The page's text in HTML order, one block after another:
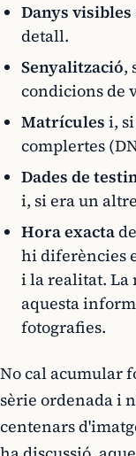
Danys visibles
detall.
Senyalització,
condicions de
Matrícules i,
complertes
Dades de
i, si era un
Hora exacta
hi diferències
i la realitat. La
aquesta
fotografies.
No cal acumular
sèrie ordenada i
centenars